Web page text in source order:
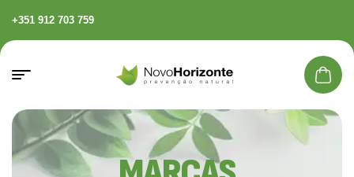
+351 912 703 759